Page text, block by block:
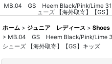
MB.04 GS Heem Black/Pink/Lime
ューズ 【海外取寄】【GS
ホーム > ジュニア レディース > Shoes
> MB.04 GS Heem Black/Pink/Lime
シューズ 【海外取寄】【GS】キッズ